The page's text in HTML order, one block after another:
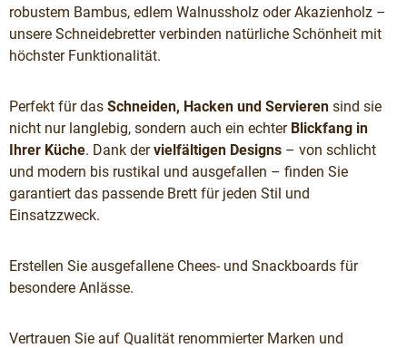
robustem Bambus, edlem Walnussholz oder Akazienholz –
unsere Schneidebretter verbinden natürliche Schönheit mit
höchster Funktionalität.
Perfekt für das Schneiden, Hacken und Servieren sind sie
nicht nur langlebig, sondern auch ein echter Blickfang in
Ihrer Küche. Dank dervielfältigen Designs – von schlicht
und modern bis rustikal und ausgefallen – finden Sie
garantiert das passende Brett für jeden Stil und
Einsatzzweck.
Erstellen Sie ausgefallene Chees- und Snackboards für
besondere Anlässe.
Vertrauen Sie auf Qualität renommierter Marken und